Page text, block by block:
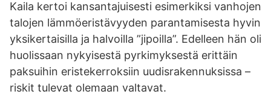
Kaila kertoi kansantajuisesti esimerkiksi vanhojen
talojen lämmöeristävyyden parantamisesta hyvin
yksikertaisilla ja halvoilla ”jipoilla”. Edelleen hän oli
huolissaan nykyisestä pyrkimyksestä erittäin
paksuihin eristekerroksiin uudisrakennuksissa –
riskit tulevat olemaan valtavat.